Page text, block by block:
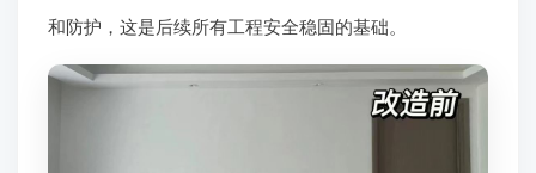
和防护，这是后续所有工程安全稳固的基础。